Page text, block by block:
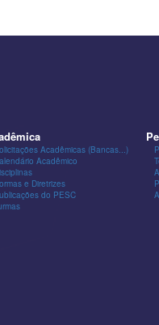
Acadêmicas (Bancas...)
Acadêmico
e Diretrizes
do PESC